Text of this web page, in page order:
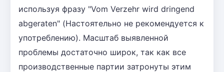
используя фразу "Vom Verzehr wird dringend
abgeraten" (Настоятельно не рекомендуется к
употреблению). Масштаб выявленной
проблемы достаточно широк, так как все
производственные партии затронуты этим